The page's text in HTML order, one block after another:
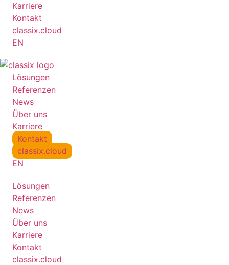
Karriere
Kontakt
classix.cloud
EN
Lösungen
Referenzen
News
Über uns
Karriere
Kontakt
classix.cloud
EN
Lösungen
Referenzen
News
Über uns
Karriere
Kontakt
classix.cloud